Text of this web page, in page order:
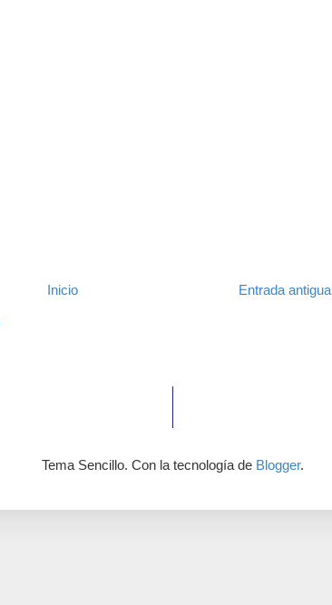
Entrada antigua
Inicio
Tema Sencillo. Con la tecnología de Blogger.